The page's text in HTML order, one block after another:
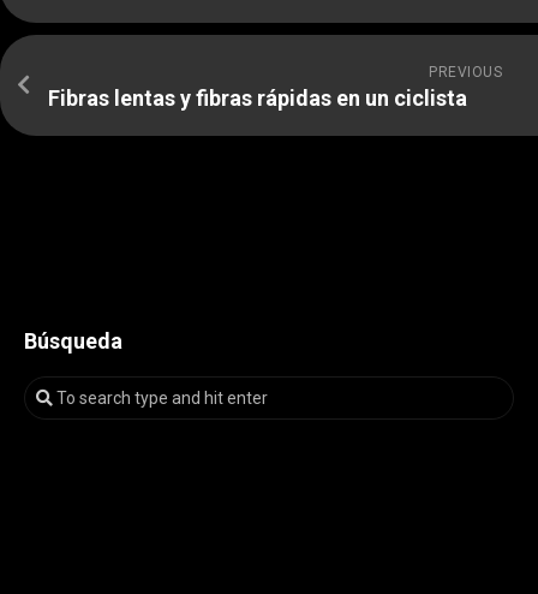
PREVIOUS
Fibras lentas y fibras rápidas en un ciclista
Búsqueda